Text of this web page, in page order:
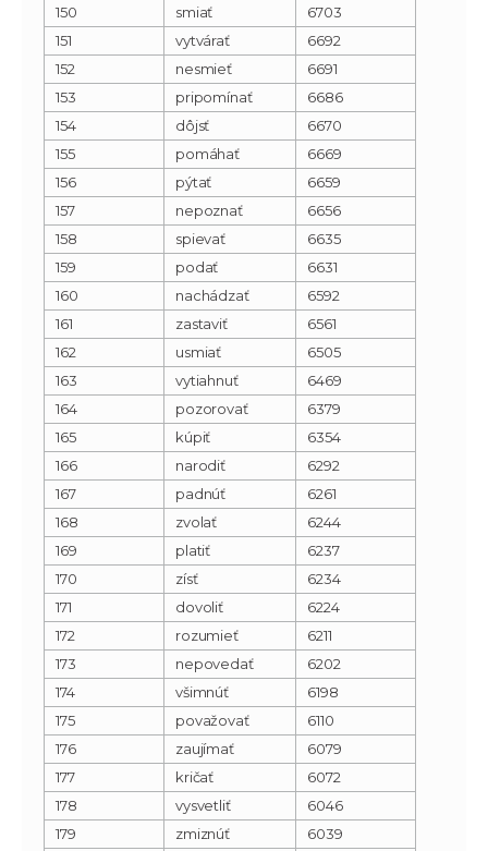
150
smiať
6703
151
vytvárať
6692
152
nesmieť
6691
153
pripomínať
6686
154
dôjsť
6670
155
pomáhať
6669
156
pýtať
6659
157
nepoznať
6656
158
spievať
6635
159
podať
6631
160
nachádzať
6592
161
zastaviť
6561
162
usmiať
6505
163
vytiahnuť
6469
164
pozorovať
6379
165
kúpiť
6354
166
narodiť
6292
167
padnúť
6261
168
zvolať
6244
169
platiť
6237
170
zísť
6234
171
dovoliť
6224
172
rozumieť
6211
173
nepovedať
6202
174
všimnúť
6198
175
považovať
6110
176
zaujímať
6079
177
kričať
6072
178
vysvetliť
6046
179
zmiznúť
6039